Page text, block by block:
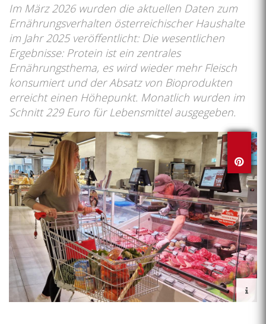
Im März 2026 wurden die aktuellen Daten zum
Ernährungsverhalten österreichischer Haushalte
im Jahr 2025 veröffentlicht: Die wesentlichen
Ergebnisse: Protein ist ein zentrales
Ernährungsthema, es wird wieder mehr Fleisch
konsumiert und der Absatz von Bioprodukten
erreicht einen Höhepunkt. Monatlich wurden im
Schnitt 229 Euro für Lebensmittel ausgegeben.